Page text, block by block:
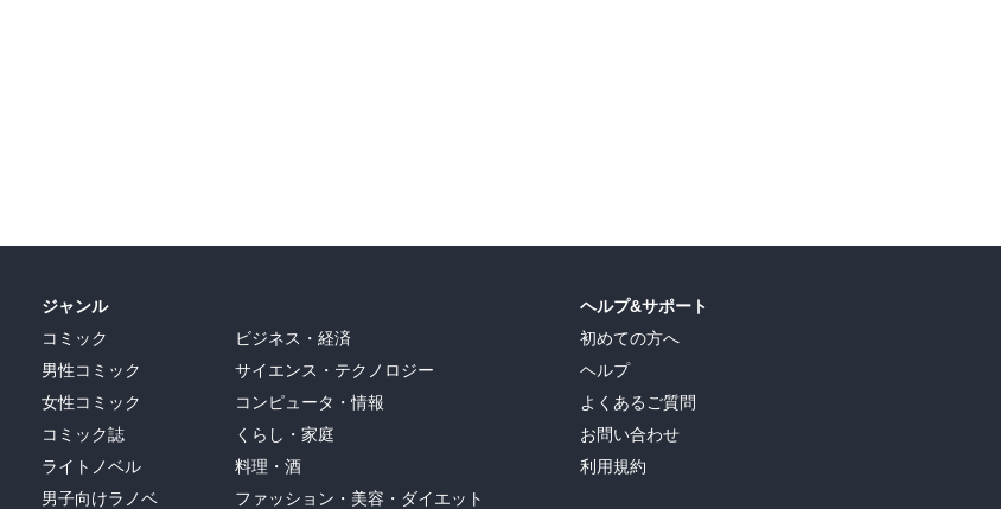
ジャンル
コミック
男性コミック
女性コミック
コミック誌
ライトノベル
男子向けラノベ
ビジネス・経済
サイエンス・テクノロジー
コンピュータ・情報
くらし・家庭
料理・酒
ファッション・美容・ダイエット
ヘルプ&サポート
初めての方へ
ヘルプ
よくあるご質問
お問い合わせ
利用規約